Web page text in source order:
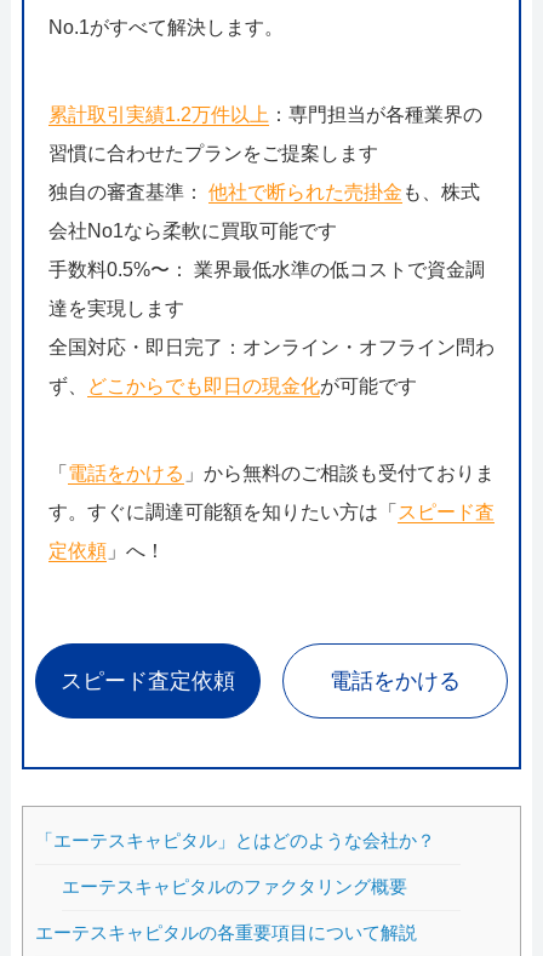
No.1がすべて解決します。
累計取引実績1.2万件以上 ：専門担当が各種業界の
習慣に合わせたプランをご提案します
独自の審査基準： 他社で断られた売掛金 も、株式
会社No1なら柔軟に買取可能です
手数料0.5%〜： 業界最低水準の低コストで資金調
達を実現します
全国対応・即日完了：オンライン・オフライン問わ
ず、
どこからでも即日の現金化が可能です
「 電話をかける 」から無料のご相談も受付ておりま
す。すぐに調達可能額を知りたい方は「 スピード査
定依頼」へ！
スピード査定依頼 電話をかける
「エーテスキャピタル」とはどのような会社か？
エーテスキャピタルのファクタリング概要
エーテスキャピタルの各重要項目について解説